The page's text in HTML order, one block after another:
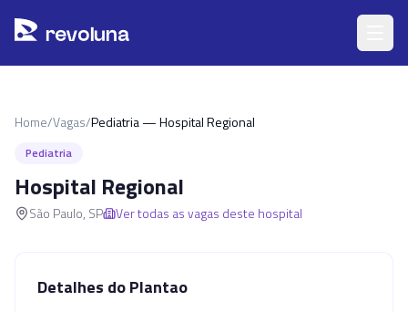
revoluna
Home/Vagas/Pediatria — Hospital Regional
Pediatria
Hospital Regional
São Paulo, SP Ver todas as vagas deste hospital
Detalhes do Plantao